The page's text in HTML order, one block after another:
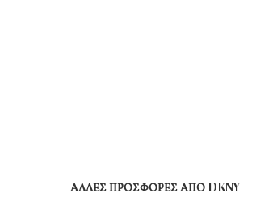
ΑΛΛΕΣ ΠΡΟΣΦΟΡΕΣ ΑΠΟ DKNY